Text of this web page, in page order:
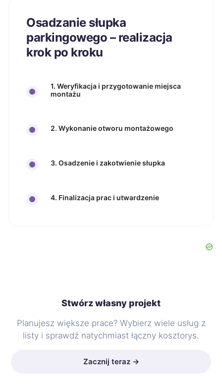
Osadzanie słupka
parkingowego – realizacja
krok po kroku
1. Weryfikacja i przygotowanie miejsca
montażu
2. Wykonanie otworu montażowego
3. Osadzenie i zakotwienie słupka
4. Finalizacja prac i utwardzenie
Stwórz własny projekt
Planujesz większe prace? Wybierz wiele usług z
listy i sprawdź natychmiast łączny kosztorys.
Zacznij teraz →